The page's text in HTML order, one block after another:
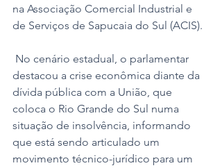
na Associação Comercial Industrial e
de Serviços de Sapucaia do Sul (ACIS).
destacou a crise econômica diante da
dívida pública com a União, que
coloca o Rio Grande do Sul numa
situação de insolvência, informando
que está sendo articulado um
movimento técnico-jurídico para um